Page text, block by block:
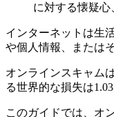
に対する懐疑心
インターネットは生
や個人情報、または
オンラインスキャム
る世界的な損失は
このガイドでは、オ